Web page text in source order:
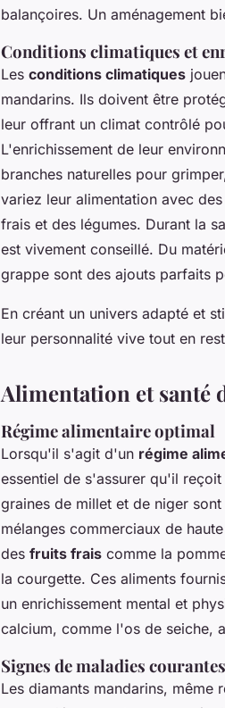
balançoires. Un aménagement
Conditions climatiques et
Les conditions climatiques
mandarins. Ils doivent être
leur offrant un climat contrôlé
L'enrichissement de leur
branches naturelles pour
variez leur alimentation avec
frais et des légumes. Durant la
est vivement conseillé. Du
grappe sont des ajouts parfaits
En créant un univers adapté et
leur personnalité vive tout en
Alimentation et santé
Régime alimentaire optimal
Lorsqu'il s'agit d'un régime
essentiel de s'assurer qu'il
graines de millet et de niger
mélanges commerciaux de
des fruits frais comme la
la courgette. Ces aliments
un enrichissement mental et
calcium, comme l'os de seiche,
Signes de maladies
Les diamants mandarins, même